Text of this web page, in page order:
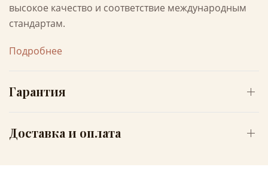
высокое качество и соответствие международным
стандартам.
Подробнее
Гарантия
Доставка и оплата